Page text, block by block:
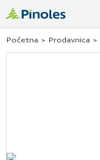
Početna > Prodavnica >